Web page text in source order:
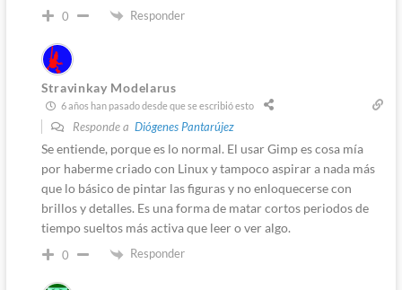
0 Responder
Stravinkay Modelarus
6 años han pasado desde que se escribió esto
Responde a Diógenes Pantarújez
Se entiende, porque es lo normal. El usar Gimp es cosa mía
por haberme criado con Linux y tampoco aspirar a nada más
que lo básico de pintar las figuras y no enloquecerse con
brillos y detalles. Es una forma de matar cortos periodos de
tiempo sueltos más activa que leer o ver algo.
0 Responder